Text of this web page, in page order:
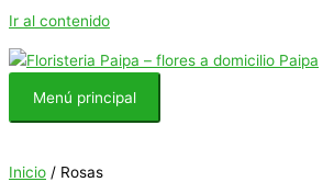
Ir al contenido
Menú principal
Inicio / Rosas